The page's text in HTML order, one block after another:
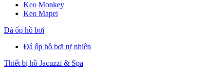
Keo Monkey
Keo Mapei
Đá ốp hồ bơi
Đá ốp hồ bơi tự nhiên
Thiết bị hồ Jacuzzi & Spa